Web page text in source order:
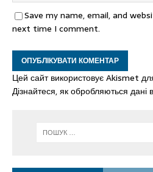
Save my name, email, and
next time I comment.
Цей сайт використовує Akismet
Дізнайтеся, як обробляються дані